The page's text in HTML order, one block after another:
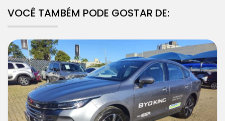
VOCÊ TAMBÉM PODE GOSTAR DE: